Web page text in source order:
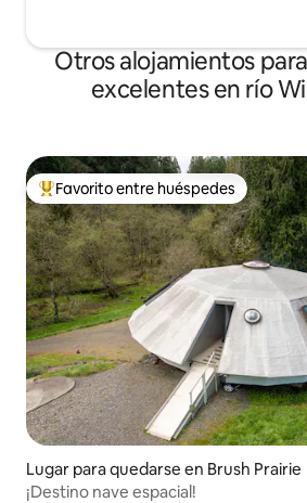
Otros alojamientos
excelentes en río
Favorito entre huéspedes preferido
Favorito entre huéspedes
Lugar para quedarse en Brush Prairie
¡Destino nave espacial!